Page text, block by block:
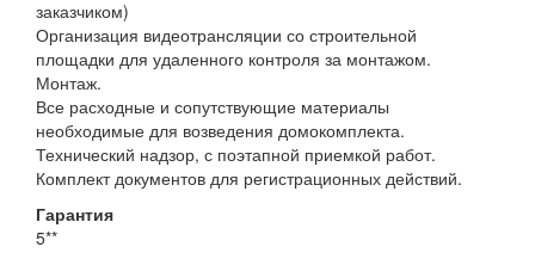
заказчиком)
Организация видеотрансляции со строительной
площадки для удаленного контроля за монтажом.
Монтаж.
Все расходные и сопутствующие материалы
необходимые для возведения домокомплекта.
Технический надзор, с поэтапной приемкой работ.
Комплект документов для регистрационных действий.
Гарантия
5**